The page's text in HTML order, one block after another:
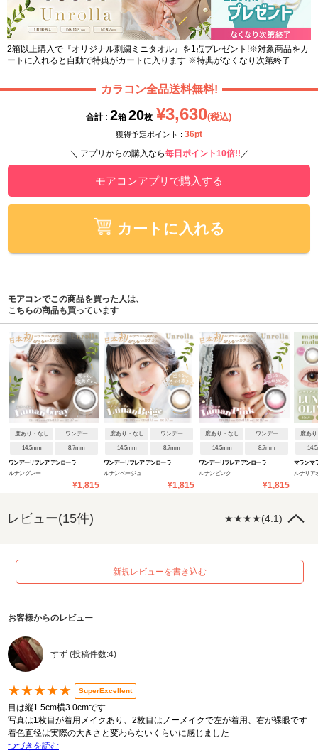
2箱以上購入で『オリジナル刺繍ミニタオル』を1点プレゼント!※対象商品をカ
ートに入れると自動で特典がカートに入ります ※特典がなくなり次第終了
カラコン全品送料無料!
合計 : 2箱 20枚 ¥3,630(税込)
獲得予定ポイント : 36pt
＼ アプリからの購入なら毎日ポイント10倍!! ／
モアコンアプリで購入する
カートに入れる
モアコンでこの商品を買った人は、
こちらの商品も買っています
度あり・なし ワンデー
14.5mm 8.7mm
ワンデーリフレア アンローラ
ルナングレー
¥1,815
度あり・なし ワンデー
14.5mm 8.7mm
ワンデーリフレア アンローラ
ルナンベージュ
¥1,815
度あり・なし ワンデー
14.5mm 8.7mm
ワンデーリフレア アンローラ
ルナンピンク
¥1,815
度あ
マランマ
ルナリア
レビュー(15件) ★★★★(4.1)
新規レビューを書き込む
お客様からのレビュー
すず (投稿件数:4)
★★★★★ SuperExcellent
目は縦1.5cm横3.0cmです
写真は1枚目が着用メイクあり、2枚目はノーメイクで左が着用、右が裸眼です
着色直径は実際の大きさと変わらないくらいに感じました
つづきを読む